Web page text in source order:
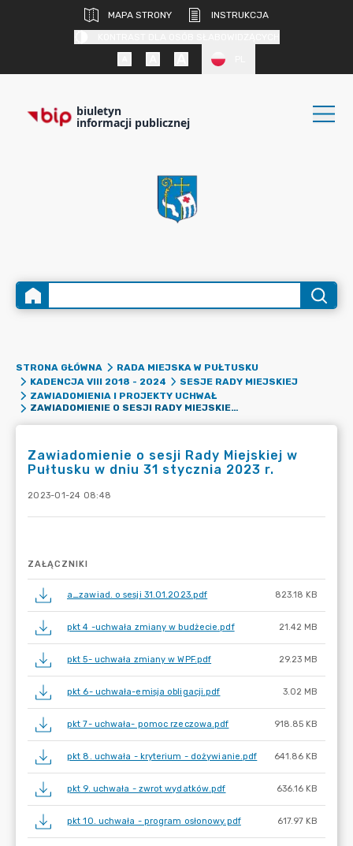
MAPA STRONY
INSTRUKCJA
biuletyn
informacji publicznej
STRONA GŁÓWNA
RADA MIEJSKA W PUŁTUSKU
KADENCJA VIII 2018 - 2024
SESJE RADY MIEJSKIEJ
ZAWIADOMIENIA I PROJEKTY UCHWAŁ
ZAWIADOMIENIE O SESJI RADY MIEJSKIEJ W PUŁTUSKU W DNIU 31 STYCZNIA 2023 R.
Zawiadomienie o sesji Rady Miejskiej w
Pułtusku w dniu 31 stycznia 2023 r.
2023-01-24 08:48
ZAŁĄCZNIKI
a_zawiad. o sesji 31.01.2023.pdf 823.18 KB
pkt 4 -uchwała zmiany w budżecie.pdf 21.42 MB
pkt 5- uchwała zmiany w WPF.pdf 29.23 MB
pkt 6- uchwała-emisja obligacji.pdf 3.02 MB
pkt 7- uchwała- pomoc rzeczowa.pdf 918.85 KB
pkt 8. uchwała - kryterium - dożywianie.pdf 641.86 KB
pkt 9. uchwała - zwrot wydatków.pdf 636.16 KB
pkt 10. uchwała - program osłonowy.pdf 617.97 KB